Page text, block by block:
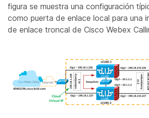
figura se muestra una configuración
como puerta de enlace local para una
de enlace troncal de Cisco Webex